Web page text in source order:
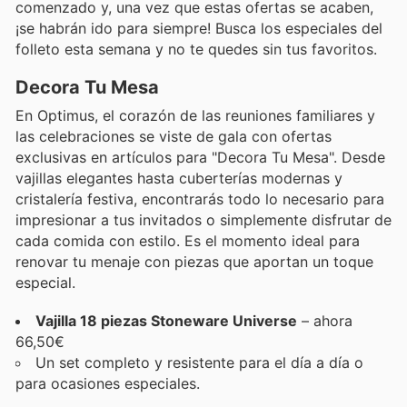
comenzado y, una vez que estas ofertas se acaben,
¡se habrán ido para siempre! Busca los especiales del
folleto esta semana y no te quedes sin tus favoritos.
Decora Tu Mesa
En Optimus, el corazón de las reuniones familiares y
las celebraciones se viste de gala con ofertas
exclusivas en artículos para "Decora Tu Mesa". Desde
vajillas elegantes hasta cuberterías modernas y
cristalería festiva, encontrarás todo lo necesario para
impresionar a tus invitados o simplemente disfrutar de
cada comida con estilo. Es el momento ideal para
renovar tu menaje con piezas que aportan un toque
especial.
Vajilla 18 piezas Stoneware Universe – ahora
66,50€
Un set completo y resistente para el día a día o
para ocasiones especiales.